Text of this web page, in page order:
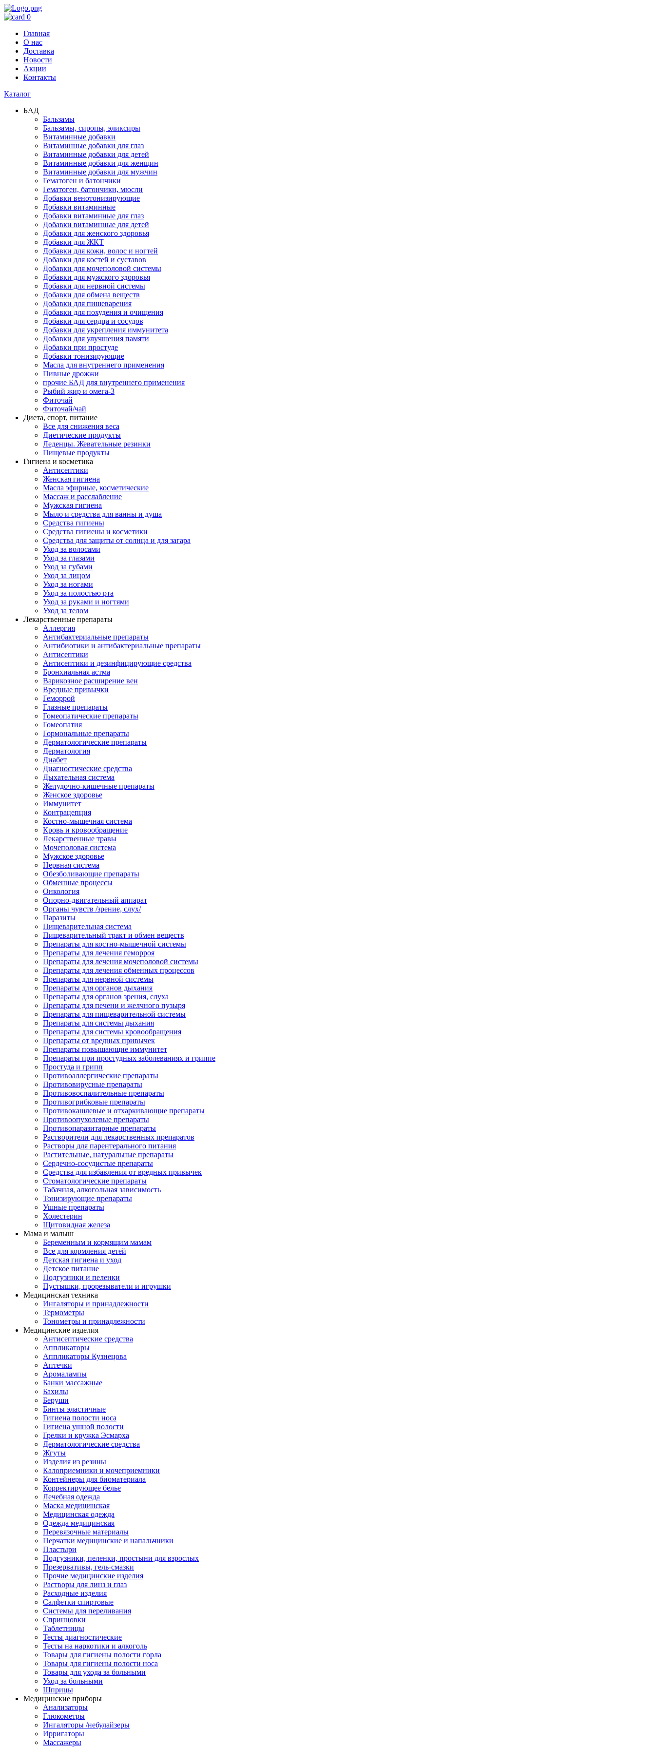
0
Главная
О нас
Доставка
Новости
Акции
Контакты
Каталог
БАД
Бальзамы
Бальзамы, сиропы, эликсиры
Витаминные добавки
Витаминные добавки для глаз
Витаминные добавки для детей
Витаминные добавки для женщин
Витаминные добавки для мужчин
Гематоген и батончики
Гематоген, батончики, мюсли
Добавки венотонизирующие
Добавки витаминные
Добавки витаминные для глаз
Добавки витаминные для детей
Добавки для женского здоровья
Добавки для ЖКТ
Добавки для кожи, волос и ногтей
Добавки для костей и суставов
Добавки для мочеполовой системы
Добавки для мужского здоровья
Добавки для нервной системы
Добавки для обмена веществ
Добавки для пищеварения
Добавки для похудения и очищения
Добавки для сердца и сосудов
Добавки для укрепления иммунитета
Добавки для улучшения памяти
Добавки при простуде
Добавки тонизирующие
Масла для внутреннего применения
Пивные дрожжи
прочие БАД для внутреннего применения
Рыбий жир и омега-3
Фиточай
Фиточай/чай
Диета, спорт, питание
Все для снижения веса
Диетические продукты
Леденцы. Жевательные резинки
Пищевые продукты
Гигиена и косметика
Антисептики
Женская гигиена
Масла эфирные, косметические
Массаж и расслабление
Мужская гигиена
Мыло и средства для ванны и душа
Средства гигиены
Средства гигиены и косметики
Средства для защиты от солнца и для загара
Уход за волосами
Уход за глазами
Уход за губами
Уход за лицом
Уход за ногами
Уход за полостью рта
Уход за руками и ногтями
Уход за телом
Лекарственные препараты
Аллергия
Антибактериальные препараты
Антибиотики и антибактериальные препараты
Антисептики
Антисептики и дезинфицирующие средства
Бронхиальная астма
Варикозное расширение вен
Вредные привычки
Геморрой
Глазные препараты
Гомеопатические препараты
Гомеопатия
Гормональные препараты
Дерматологические препараты
Дерматология
Диабет
Диагностические средства
Дыхательная система
Желудочно-кишечные препараты
Женское здоровье
Иммунитет
Контрацепция
Костно-мышечная система
Кровь и кровообращение
Лекарственные травы
Мочеполовая система
Мужское здоровье
Нервная система
Обезболивающие препараты
Обменные процессы
Онкология
Опорно-двигательный аппарат
Органы чувств /зрение, слух/
Паразиты
Пищеварительная система
Пищеварительный тракт и обмен веществ
Препараты для костно-мышечной системы
Препараты для лечения геморроя
Препараты для лечения мочеполовой системы
Препараты для лечения обменных процессов
Препараты для нервной системы
Препараты для органов дыхания
Препараты для органов зрения, слуха
Препараты для печени и желчного пузыря
Препараты для пищеварительной системы
Препараты для системы дыхания
Препараты для системы кровообращения
Препараты от вредных привычек
Препараты повышающие иммунитет
Препараты при простудных заболеваниях и гриппе
Простуда и грипп
Противоаллергические препараты
Противовирусные препараты
Противовоспалительные препараты
Противогрибковые препараты
Противокашлевые и отхаркивающие препараты
Противоопухолевые препараты
Противопаразитарные препараты
Растворители для лекарственных препаратов
Растворы для парентерального питания
Растительные, натуральные препараты
Сердечно-сосудистые препараты
Средства для избавления от вредных привычек
Стоматологические препараты
Табачная, алкогольная зависимость
Тонизирующие препараты
Ушные препараты
Холестерин
Щитовидная железа
Мама и малыш
Беременным и кормящим мамам
Все для кормления детей
Детская гигиена и уход
Детское питание
Подгузники и пеленки
Пустышки, прорезыватели и игрушки
Медицинская техника
Ингаляторы и принадлежности
Термометры
Тонометры и принадлежности
Медицинские изделия
Антисептические средства
Аппликаторы
Аппликаторы Кузнецова
Аптечки
Аромалампы
Банки массажные
Бахилы
Беруши
Бинты эластичные
Гигиена полости носа
Гигиена ушной полости
Грелки и кружка Эсмарха
Дерматологические средства
Жгуты
Изделия из резины
Калоприемники и мочеприемники
Контейнеры для биоматериала
Корректирующее белье
Лечебная одежда
Маска медицинская
Медицинская одежда
Одежда медицинская
Перевязочные материалы
Перчатки медицинские и напальчники
Пластыри
Подгузники, пеленки, простыни для взрослых
Презервативы, гель-смазки
Прочие медицинские изделия
Растворы для линз и глаз
Расходные изделия
Салфетки спиртовые
Системы для переливания
Спринцовки
Таблетницы
Тесты диагностические
Тесты на наркотики и алкоголь
Товары для гигиены полости горла
Товары для гигиены полости носа
Товары для ухода за больными
Уход за больными
Шприцы
Медицинские приборы
Анализаторы
Глюкометры
Ингаляторы /небулайзеры
Ирригаторы
Массажеры